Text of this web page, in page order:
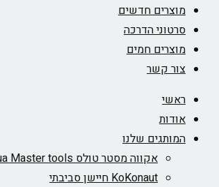
מוצרים חדשים
סרטוני הדרכה
מוצרים חמים
צור קשר
ראשי
אודות
המותגים שלנו
אקווה מסטר טולס Aqua Master tools
KoKonaut חיישן סביבתי